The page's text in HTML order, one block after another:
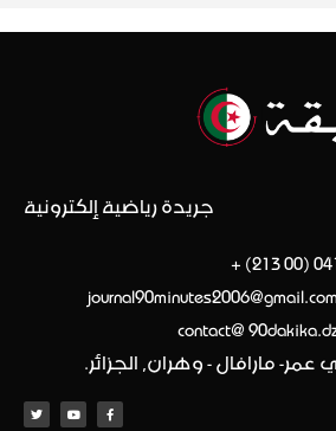
جريدة رياضية إلكترونية